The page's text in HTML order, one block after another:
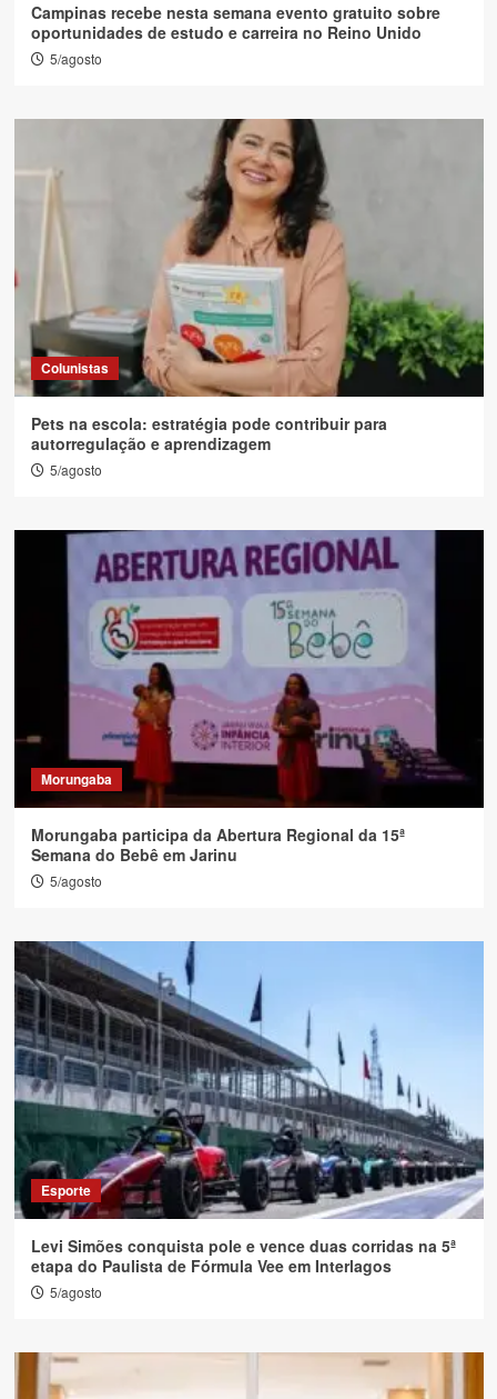
Campinas recebe nesta semana evento gratuito sobre
oportunidades de estudo e carreira no Reino Unido
5/agosto
Colunistas
Pets na escola: estratégia pode contribuir para
autorregulação e aprendizagem
5/agosto
Morungaba
Morungaba participa da Abertura Regional da 15ª
Semana do Bebê em Jarinu
5/agosto
Esporte
Levi Simões conquista pole e vence duas corridas na 5ª
etapa do Paulista de Fórmula Vee em Interlagos
5/agosto